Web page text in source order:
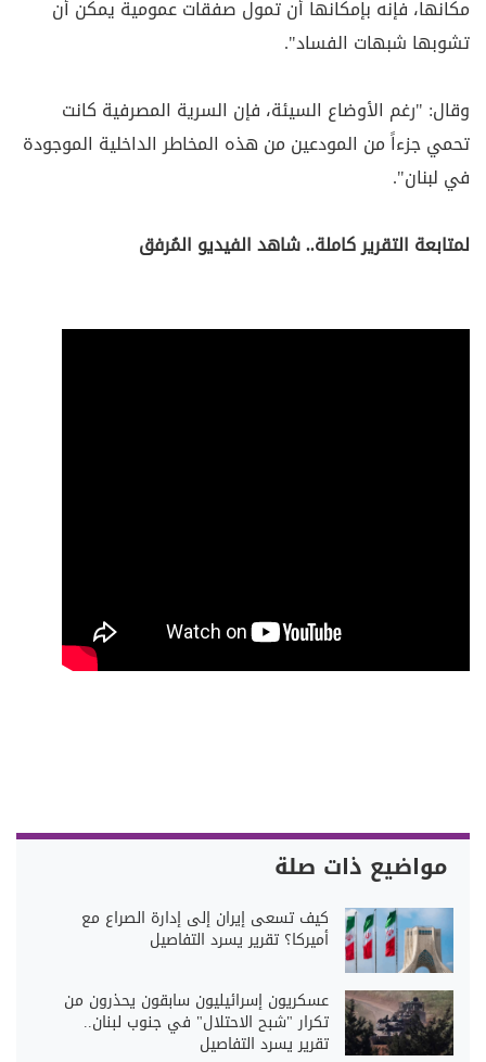
مكانها، فإنه بإمكانها أن تمول صفقات عمومية يمكن أن
تشوبها شبهات الفساد".
وقال: "رغم الأوضاع السيئة، فإن السرية المصرفية كانت
تحمي جزءاً من المودعين من هذه المخاطر الداخلية الموجودة
في لبنان".
لمتابعة التقرير كاملة.. شاهد الفيديو المُرفق
مواضيع ذات صلة
كيف تسعى إيران إلى إدارة الصراع مع
أميركا؟ تقرير يسرد التفاصيل
عسكريون إسرائيليون سابقون يحذرون من
تكرار "شبح الاحتلال" في جنوب لبنان..
تقرير يسرد التفاصيل